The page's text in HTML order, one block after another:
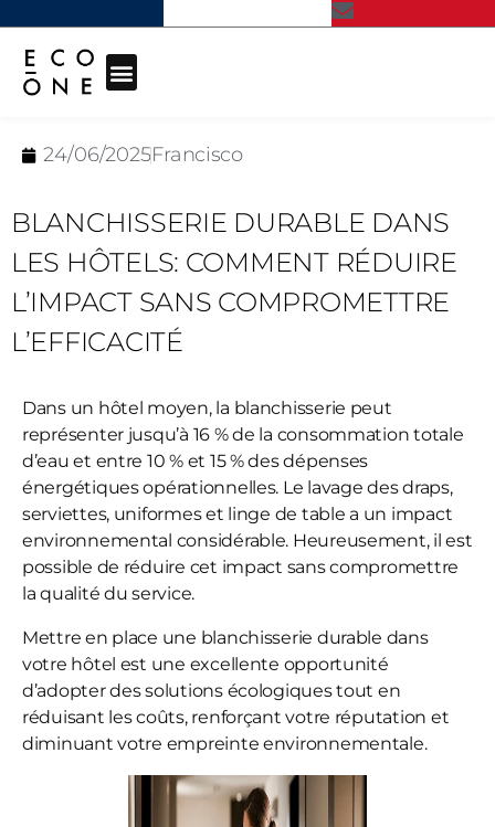
24/06/2025Francisco
BLANCHISSERIE DURABLE DANS
LES HÔTELS: COMMENT RÉDUIRE
L’IMPACT SANS COMPROMETTRE
L’EFFICACITÉ
Dans un hôtel moyen, la blanchisserie peut
représenter jusqu’à 16 % de la consommation totale
d’eau et entre 10 % et 15 % des dépenses
énergétiques opérationnelles. Le lavage des draps,
serviettes, uniformes et linge de table a un impact
environnemental considérable. Heureusement, il est
possible de réduire cet impact sans compromettre
la qualité du service.
Mettre en place une blanchisserie durable dans
votre hôtel est une excellente opportunité
d’adopter des solutions écologiques tout en
réduisant les coûts, renforçant votre réputation et
diminuant votre empreinte environnementale.